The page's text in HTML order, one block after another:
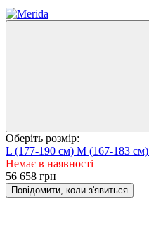
Оберіть розмір:
L (177-190 см) M (167-183 см)
Немає в наявності
56 658 грн
Повідомити, коли з'явиться